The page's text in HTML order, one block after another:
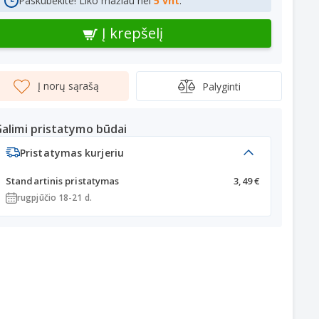
Į krepšelį
Į norų sąrašą Palyginti
pristatymo būdai
Pristatymas kurjeriu
Standartinis pristatymas 3,49 €
rugpjūčio 18-21 d.